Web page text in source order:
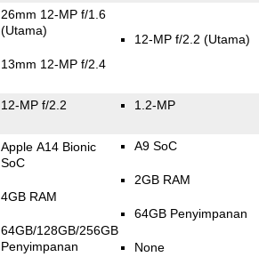
26mm 12-MP f/1.6
(Utama)
13mm 12-MP f/2.4
12-MP f/2.2 (Utama)
12-MP f/2.2 1.2-MP
Apple A14 Bionic
SoC
4GB RAM
64GB/128GB/256GB
Penyimpanan
A9 SoC
2GB RAM
64GB Penyimpanan
None